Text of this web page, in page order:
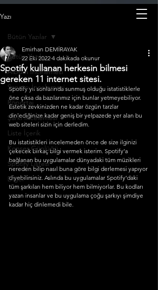
Yazı
Bütün Yazılar
Albüm İncelemesi
Sanatçı İncelemesi
Röportaj
Şarkı İncelemesi
Liste İçerik
Konser Günlüğü
Spotify Listesi
Diğer
Bütün Yazılar
Spotify kullanan herkesin bilmesi
gereken 11 internet sitesi.
Emirhan DEMİRAYAK
22 Eki 2022 4 dakikada okunur
Spotify yıl sonlarında sunmuş olduğu istatistiklerle
öne çıksa da bazılarımız için bunlar yetmeyebiliyor.
Estetik zevkinizden ne kadar özgün tarzlar
dinlediğinize kadar geniş bir yelpazede yer alan bu
web siteleri sizin için derledim.
Bu istatistikleri incelemeden önce de size ilginizi
çekecek birkaç bilgi vermek isterim. Spotify’a
bağlanan bu uygulamalar dünyadaki tüm müzikleri
nereden bilip nasıl buna göre bilgi derlemesi yapıyor
diyebilirsiniz. Aslında bu uygulamalar Spotify’daki
tüm şarkıları hem biliyor hem bilmiyorlar. Bu kodları
yazan insanlar ve bu uygulama çoğu şarkıyı şimdiye
kadar hiç dinlemedi bile.